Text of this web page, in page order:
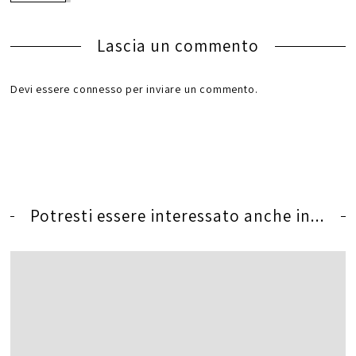
Lascia un commento
Devi essere connesso per inviare un commento.
Potresti essere interessato anche in...